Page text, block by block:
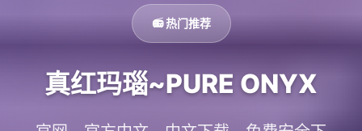
📻 热门推荐
真红玛瑙~PURE ONYX